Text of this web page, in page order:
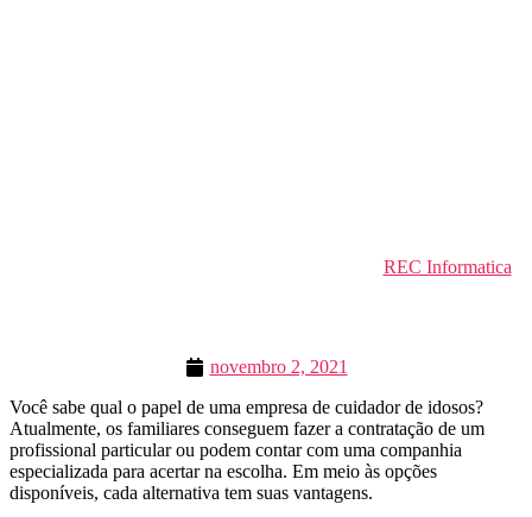
REC Informatica
novembro 2, 2021
Você sabe qual o papel de uma empresa de cuidador de idosos?
Atualmente, os familiares conseguem fazer a contratação de um
profissional particular ou podem contar com uma companhia
especializada para acertar na escolha. Em meio às opções
disponíveis, cada alternativa tem suas vantagens.